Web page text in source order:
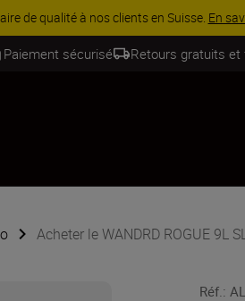
d’accessoires, complétez votre kit
Paiement sécurisé Retours gratuits et
Acheter le WANDRD ROGUE 9L
Réf.: